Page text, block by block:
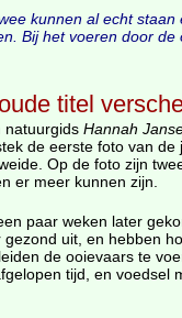
kunnen al echt
Bij het voeren door
titel
natuurgids Hannah
de eerste foto van de
Op de foto zijn
er meer kunnen zijn.
paar weken later
gezond uit, en hebben
de ooievaars te
tijd, en voedsel